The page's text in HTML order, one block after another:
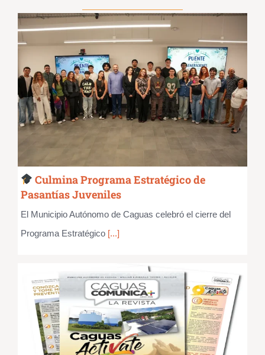
Culmina Programa Estratégico de
Pasantías Juveniles
El Municipio Autónomo de Caguas celebró el cierre del
Programa Estratégico[...]